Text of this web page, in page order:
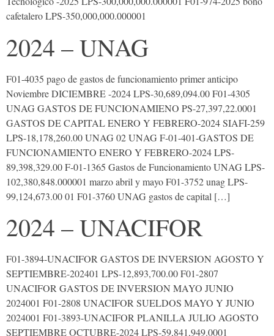
cafetalero LPS-350,000,000.000001
2024 – UNAG
F01-4035 pago de gastos de funcionamiento primer anticipo
Noviembre DICIEMBRE -2024 LPS-30,689,094.00 F01-4305
UNAG GASTOS DE FUNCIONAMIENO PS-27,397,22.0001
GASTOS DE CAPITAL ENERO Y FEBRERO-2024 SIAFI-259
LPS-18,178,260.00 UNAG 02 UNAG F-01-401-GASTOS DE
FUNCIONAMIENTO ENERO Y FEBRERO-2024 LPS-
89,398,329.00 F-01-1365 Gastos de Funcionamiento UNAG LPS-
102,380,848.000001 marzo abril y mayo F01-3752 unag LPS-
99,124,673.00 01 F01-3760 UNAG gastos de capital […]
2024 – UNACIFOR
F01-3894-UNACIFOR GASTOS DE INVERSION AGOSTO Y
SEPTIEMBRE-202401 LPS-12,893,700.00 F01-2807
UNACIFOR GASTOS DE INVERSION MAYO JUNIO
2024001 F01-2808 UNACIFOR SUELDOS MAYO Y JUNIO
2024001 F01-3893-UNACIFOR PLANILLA JULIO AGOSTO
SEPTIEMBRE OCTUBRE-2024 LPS-59,841,949.0001